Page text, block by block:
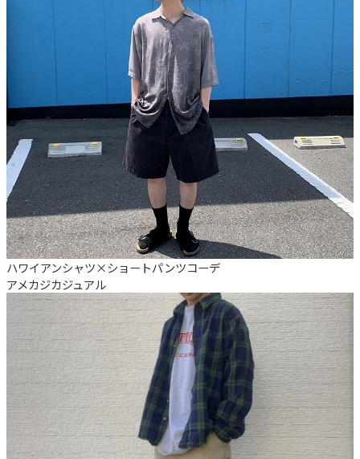
ハワイアンシャツ×ショートパンツコーデ
アメカジカジュアル